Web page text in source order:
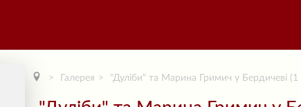
Галерея "Дуліби" та Марина Гримич у Бердичеві (1